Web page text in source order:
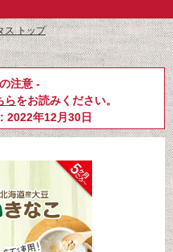
ス トップ
注意 -
らをお読みください。
2022年12月30日